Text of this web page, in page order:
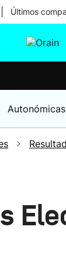
Últimos